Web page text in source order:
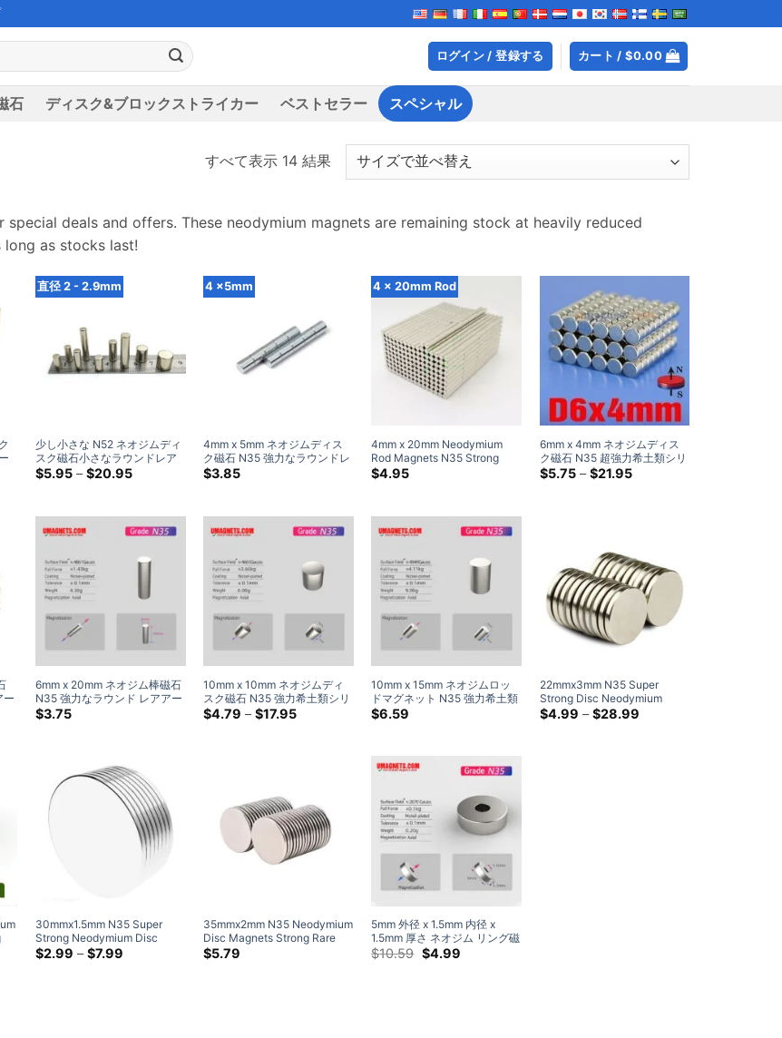
ログイン / 登録する カート /$0.00
石 ディスク&ブロックストライカー ベストセラー スペシャル
すべて表示 14 結果
special deals and offers. These neodymium magnets are remaining stock at heavily reduced
long as stocks last!
直径 2 - 2.9mm
少し小さな N52 ネオジムディ
スク磁石小さなラウンドレア
アースマイクロ磁石販売工芸
$5.95 – $20.95価
を
通
て
$20.95
4 ×5mm
4mm x 5mm ネオジムディス
ク磁石 N35 強力なラ​​ウンドレ
アアースシリンダー磁石
$3.85
4 x 20mm Rod
4mm x 20mm Neodymium
Rod Magnets N35 Strong
Round Rare Earth Cylinder
$4.95
6mm x 4mm ネオジムディス
ク磁石 N35 超強力希土類シリ
ンダー磁石 6x4mm
$5.75 – $21.95価
て
$21.95
ー
6mm x 20mm ネオジム棒磁石
N35 強力なラ​​ウンド レアアー
ス シリンダー マグネット販売
6x20mm (5 パック)
$3.75
10mm x 10mm ネオジムディ
スク磁石 N35 強力希土類シリ
ンダー磁石 ホームデポ
10×10mm 磁石
$4.79 – $17.95価
て
$17.95
10mm x 15mm ネオジムロッ
ドマグネット N35 強力希土類
シリンダーマグネット
10x15mm ネオジムロッドマグ
$6.59
22mmx3mm N35 Super
Strong Disc Neodymium
Magnets Nickel Plated Rare
Earth Round Magnet
$4.99 – $28.99価
30mmx1.5mm N35 Super
Strong Neodymium Disc
Magnets Powerful Rare Earth
$2.99 – $7.99価
35mmx2mm N35 Neodymium
Disc Magnets Strong Rare
Earth Round Thin Magnet
$5.79
5mm 外径 x 1.5mm 内径 x
1.5mm 厚さ ネオジム リング磁
石 N35 強力希土類ドーナツ円
$10.59 元
の
$4.99現